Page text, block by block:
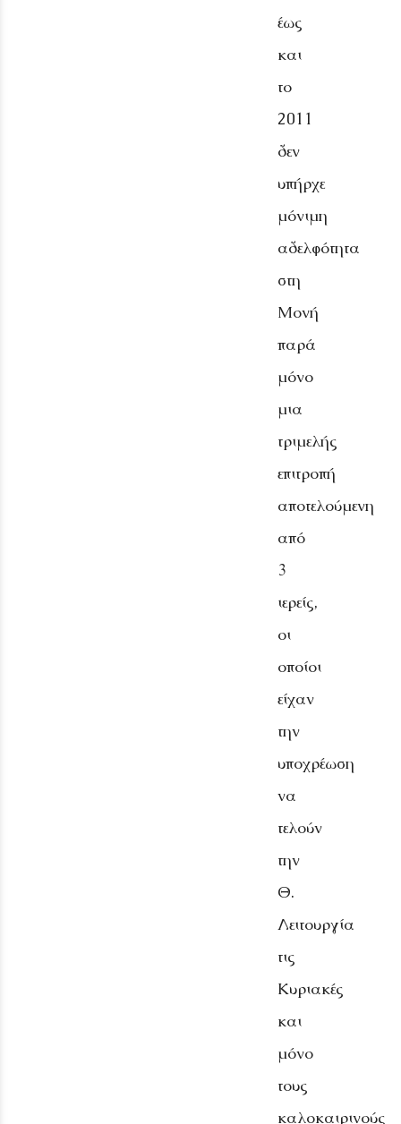
έως
και
το
2011
δεν
υπήρχε
μόνιμη
αδελφότητα
στη
Μονή
παρά
μόνο
μια
τριμελής
επιτροπή
αποτελούμενη
από
3
ιερείς,
οι
οποίοι
είχαν
την
υποχρέωση
να
τελούν
την
Θ.
Λειτουργία
τις
Κυριακές
και
μόνο
τους
καλοκαιρινούς